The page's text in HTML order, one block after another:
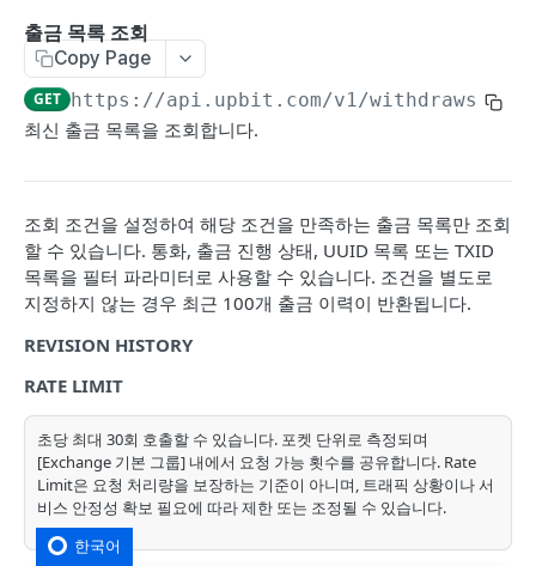
QUOTATION API
페어(Trading Pairs)
페어 목록 조회
캔들(OHLCV)
초(Second) 캔들 조회
GET
분(Minute) 캔들 조회 GET
일(Day) 캔들 조회
주(Week) 캔들 조회
월(Month) 캔들 조회
연(Year) 캔들 조회
체결(Trade)
페어 체결 이력 조회
GET
현재가(Ticker)
페어 단위 현재가 조회
마켓 단위 현재가 조회
호가(Orderbook)
호가 조회
호가 정책 조회
EXCHANGE API
포켓(Pocket)
포켓 정보 조회
포켓별 API Key 목록 조회
서브포켓 잔고 조회
자산(Asset)
포켓 잔고 조회
주문(Order)
페어별 주문 가능 정보 조회
출금(Withdrawal)
출금 목록 조회
Copy Page
GET https://api.upbit.com/v1/withdraws
최신 출금 목록을 조회합니다.
조회 조건을 설정하여 해당 조건을 만족하는 출금 목록만 조회
할 수 있습니다. 통화, 출금 진행 상태, UUID 목록 또는 TXID
목록을 필터 파라미터로 사용할 수 있습니다. 조건을 별도로
지정하지 않는 경우 최근 100개 출금 이력이 반환됩니다.
REVISION HISTORY
RATE LIMIT
초당 최대 30회 호출할 수 있습니다. 포켓 단위로 측정되며
[Exchange 기본 그룹] 내에서 요청 가능 횟수를 공유합니다. Rate
Limit은 요청 처리량을 보장하는 기준이 아니며, 트래픽 상황이나 서
비스 안정성 확보 필요에 따라 제한 또는 조정될 수 있습니다.
한국어